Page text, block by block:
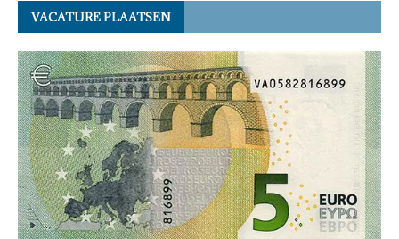
VACATURE PLAATSEN